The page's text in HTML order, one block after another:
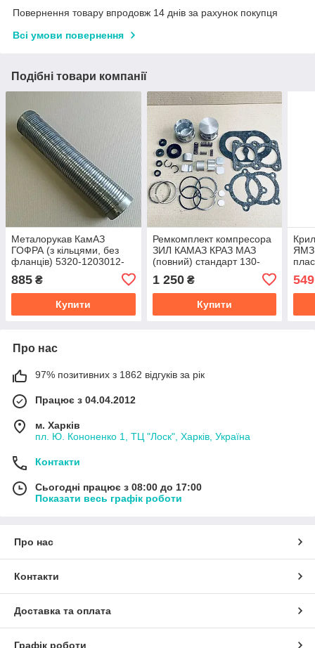
Повернення товару впродовж 14 днів за рахунок покупця
Всі умови повернення
Подібні товари компанії
Металорукав КамАЗ
ГОФРА (з кільцями, без
фланців) 5320-1203012-
885 ₴
Купити
Ремкомплект компресора
ЗИЛ КАМАЗ КРАЗ МАЗ
(повний) стандарт 130-
3509509-01
1 250₴
Купити
549
Про нас
97% позитивних з 1862 відгуків за рік
Працює з 04.04.2012
м. Харків
пл. Ю. Кононенко 1, ТЦ "Лоск", Харків, Україна
Контакти
Сьогодні працює з 08:00 до 17:00
Показати весь графік роботи
Про нас
Контакти
Доставка та оплата
Графік роботи